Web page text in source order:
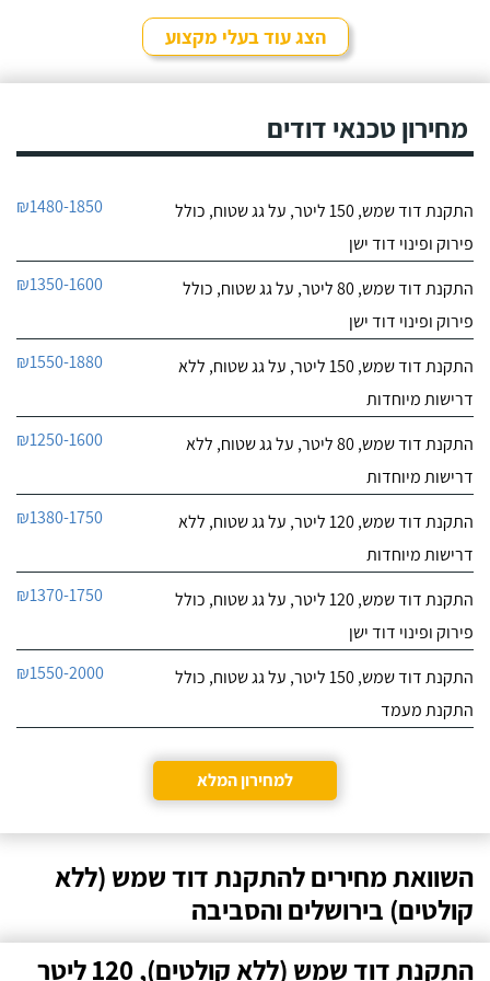
הלב! פניתי אליהם לצורך
החלפת דוד שמש ללא
התרשמתי ממנו לטובה.
חייג עכשיו
הצג עוד בעלי מקצוע
מחירון טכנאי דודים
התקנת דוד שמש, 150 ליטר, על גג שטוח, כולל
פירוק ופינוי דוד ישן
₪1480-1850
התקנת דוד שמש, 80 ליטר, על גג שטוח, כולל
פירוק ופינוי דוד ישן
₪1350-1600
התקנת דוד שמש, 150 ליטר, על גג שטוח, ללא
דרישות מיוחדות
₪1550-1880
התקנת דוד שמש, 80 ליטר, על גג שטוח, ללא
דרישות מיוחדות
₪1250-1600
התקנת דוד שמש, 120 ליטר, על גג שטוח, ללא
דרישות מיוחדות
₪1380-1750
התקנת דוד שמש, 120 ליטר, על גג שטוח, כולל
פירוק ופינוי דוד ישן
₪1370-1750
התקנת דוד שמש, 150 ליטר, על גג שטוח, כולל
התקנת מעמד
₪1550-2000
למחירון המלא
השוואת מחירים להתקנת דוד שמש (ללא
קולטים) בירושלים והסביבה
התקנת דוד שמש (ללא קולטים), 120 ליטר